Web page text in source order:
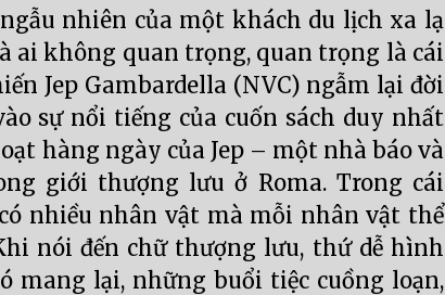
nhiên của một khách du lịch xa lạ
ai không quan trọng, quan trọng là cái
Jep Gambardella (NVC) ngẫm lại đời
sự nổi tiếng của cuốn sách duy nhất
hàng ngày của Jep – một nhà báo và
giới thượng lưu ở Roma. Trong cái
nhiều nhân vật mà mỗi nhân vật thể
nói đến chữ thượng lưu, thứ dễ hình
mang lại, những buổi tiệc cuồng loạn,